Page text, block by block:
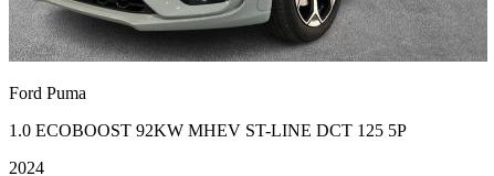
Ford Puma
1.0 ECOBOOST 92KW MHEV ST-LINE DCT 125 5P
2024